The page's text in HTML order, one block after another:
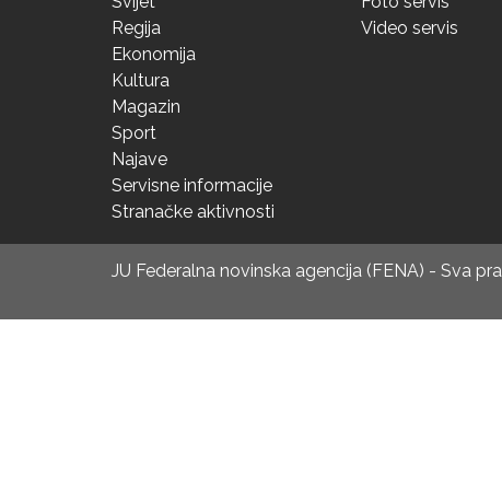
Regija
Ekonomija
Kultura
Magazin
Sport
Najave
Servisne informacije
Stranačke aktivnosti
Video servis
JU Federalna novinska agencija (FENA) - Sva